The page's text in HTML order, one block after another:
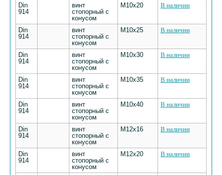
Din
914
винт
стопорный с
конусом
М10х20 В наличии
Din
914
винт
стопорный с
конусом
М10х25 В наличии
Din
914
винт
стопорный с
конусом
М10х30 В наличии
Din
914
винт
стопорный с
конусом
М10х35 В наличии
Din
914
винт
стопорный с
конусом
М10х40 В наличии
Din
914
винт
стопорный с
конусом
М12х16 В наличии
Din
914
винт
стопорный с
конусом
М12х20 В наличии